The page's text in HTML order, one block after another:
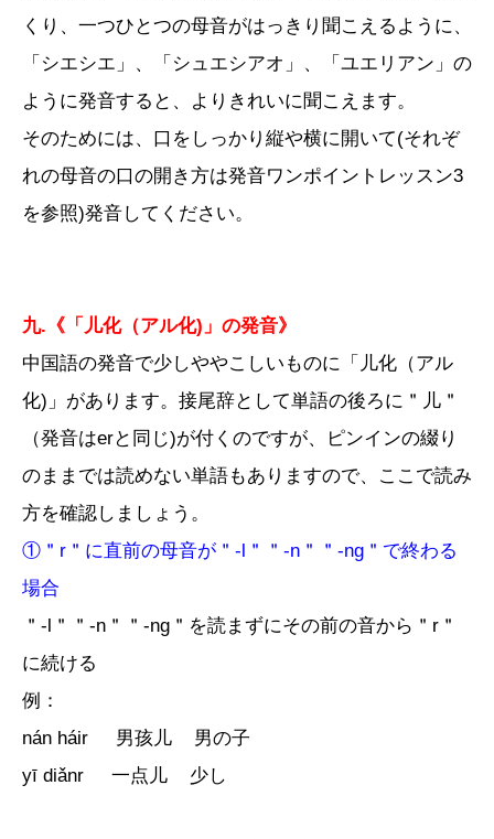
くり、一つひとつの母音がはっきり聞こえるように、
「シエシエ」、「シュエシアオ」、「ユエリアン」の
ように発音すると、よりきれいに聞こえます。
そのためには、口をしっかり縦や横に開いて(それぞ
れの母音の口の開き方は発音ワンポイントレッスン3
を参照)発音してください。
九.《「儿化（アル化)」の発音》
中国語の発音で少しややこしいものに「儿化（アル
化)」があります。接尾辞として単語の後ろに＂儿＂
（発音はerと同じ)が付くのですが、ピンインの綴り
のままでは読めない単語もありますので、ここで読み
方を確認しましょう。
①＂r＂に直前の母音が＂-l＂＂-n＂＂-ng＂で終わる
場合
＂-l＂＂-n＂＂-ng＂を読まずにその前の音から＂r＂
に続ける
例：
nán háir 男孩儿 男の子
yī diǎnr 一点儿 少し